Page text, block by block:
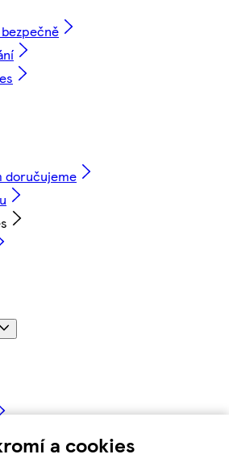
a cookies
doručujeme